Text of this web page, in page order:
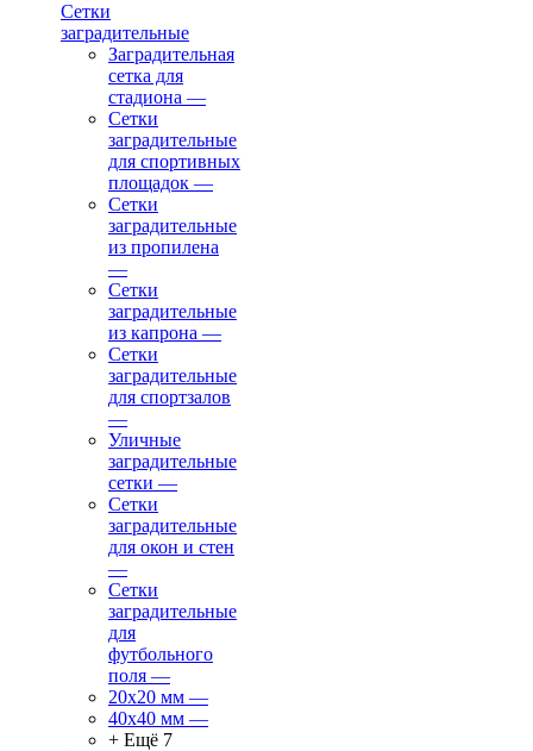
Сетки
заградительные
Заградительная
сетка для
стадиона —
Сетки
заградительные
для спортивных
площадок —
Сетки
заградительные
из пропилена
—
Сетки
заградительные
из капрона —
Сетки
заградительные
для спортзалов
—
Уличные
заградительные
сетки —
Сетки
заградительные
для окон и стен
—
Сетки
заградительные
для
футбольного
поля —
20х20 мм —
40х40 мм —
+ Ещё 7